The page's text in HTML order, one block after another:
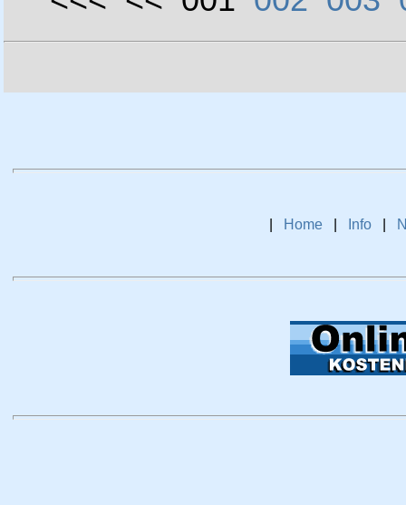
Home Info